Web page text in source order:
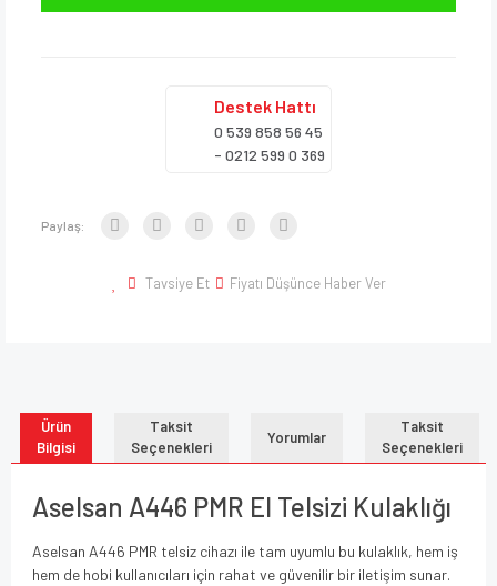
Destek Hattı
0 539 858 56 45
- 0212 599 0 369
Paylaş:
Tavsiye Et Fiyatı Düşünce Haber Ver
Ürün
Bilgisi
Taksit
Seçenekleri
Yorumlar
Taksit
Seçenekleri
Aselsan A446 PMR El Telsizi Kulaklığı
Aselsan A446 PMR telsiz cihazı ile tam uyumlu bu kulaklık, hem iş
hem de hobi kullanıcıları için rahat ve güvenilir bir iletişim sunar.